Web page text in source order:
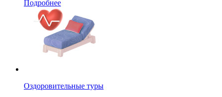
Подробнее
Оздоровительные туры